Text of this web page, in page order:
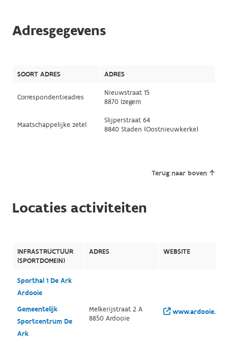
Adresgegevens
SOORT ADRES ADRES
Correspondentieadres
Nieuwstraat 15
8870 Izegem
Maatschappelijke zetel
Slijperstraat 64
8840 Staden (Oostnieuwkerke)
Terug naar boven
Locaties activiteiten
INFRASTRUCTUUR
(SPORTDOMEIN)
ADRES WEBSITE
Sporthal 1 De Ark
Ardooie
Gemeentelijk
Sportcentrum De
Ark
Melkerijstraat 2 A
8850 Ardooie